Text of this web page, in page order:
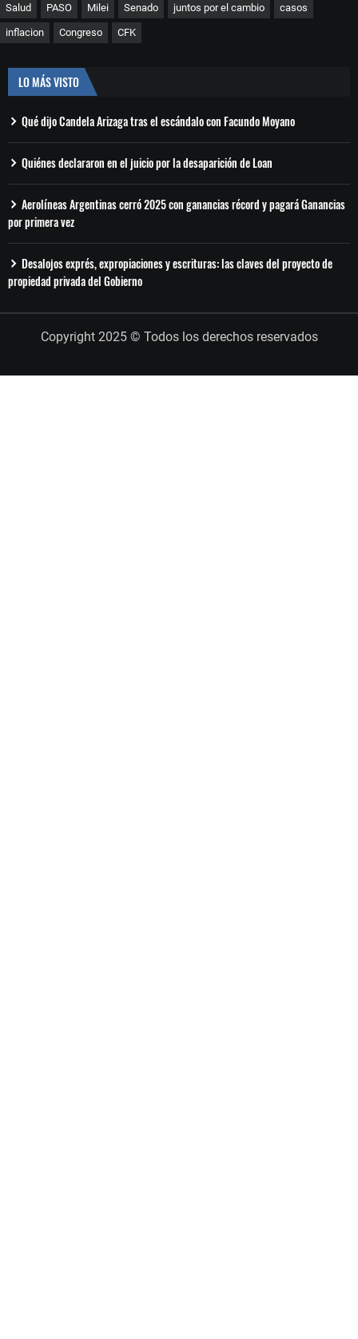
Salud PASO Milei Senado juntos por el cambio casos
inflacion Congreso CFK
LO MÁS VISTO
Qué dijo Candela Arizaga tras el escándalo con Facundo Moyano
Quiénes declararon en el juicio por la desaparición de Loan
Aerolíneas Argentinas cerró 2025 con ganancias récord y pagará Ganancias
por primera vez
Desalojos exprés, expropiaciones y escrituras: las claves del proyecto de
propiedad privada del Gobierno
Copyright 2025 © Todos los derechos reservados